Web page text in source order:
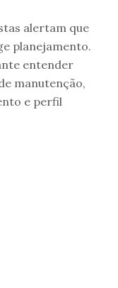
alertam que
planejamento.
entender
manutenção,
e perfil